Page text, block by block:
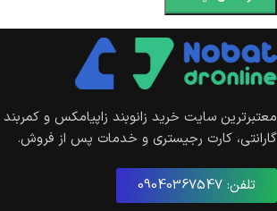
معتبرترین سایت خرید زانوبند زاپیامکس و کمربند
گارانتی، کارت رجیستری و خدمات پس از فروش.
تلفن: 09040367547